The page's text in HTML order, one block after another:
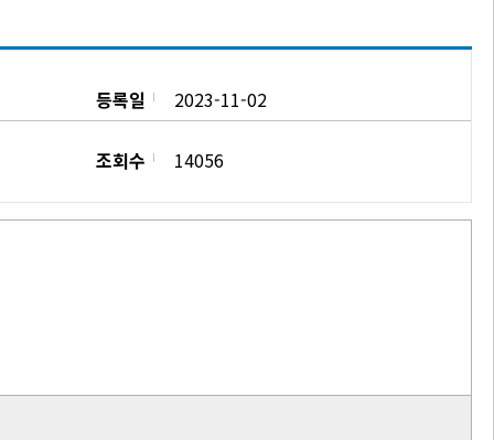
등록일 2023-11-02
조회수 14056